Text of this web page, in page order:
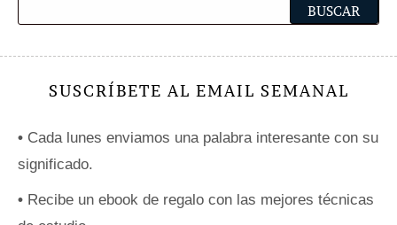
SUSCRÍBETE AL EMAIL SEMANAL
• Cada lunes enviamos una palabra interesante con su
significado.
• Recibe un ebook de regalo con las mejores técnicas